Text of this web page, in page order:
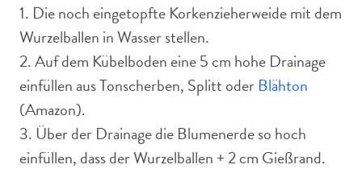
1. Die noch eingetopfte Korkenzieherweide mit dem
Wurzelballen in Wasser stellen.
2. Auf dem Kübelboden eine 5 cm hohe Drainage
einfüllen aus Tonscherben, Splitt oder Blähton
(Amazon).
3. Über der Drainage die Blumenerde so hoch
einfüllen, dass der Wurzelballen + 2 cm Gießrand.